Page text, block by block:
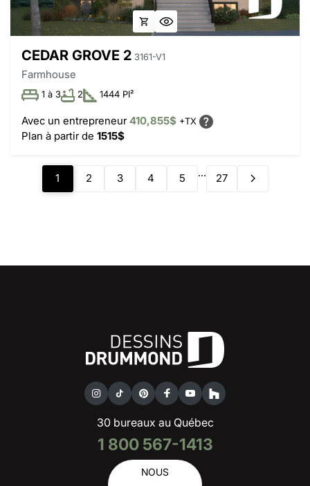
CEDAR GROVE 2 3161-V1
Farmhouse
1 à 3 2 1444 PI²
Avec un entrepreneur410,855$ +TX
Plan à partir de 1515$
1 2 3 4 5 ... 27
30 bureaux au Québec
1 800 567-1413
NOUS